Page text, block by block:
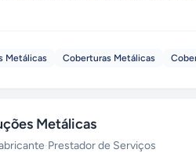
Metálicas Coberturas Metálicas
Metálicas
·Prestador de Serviços